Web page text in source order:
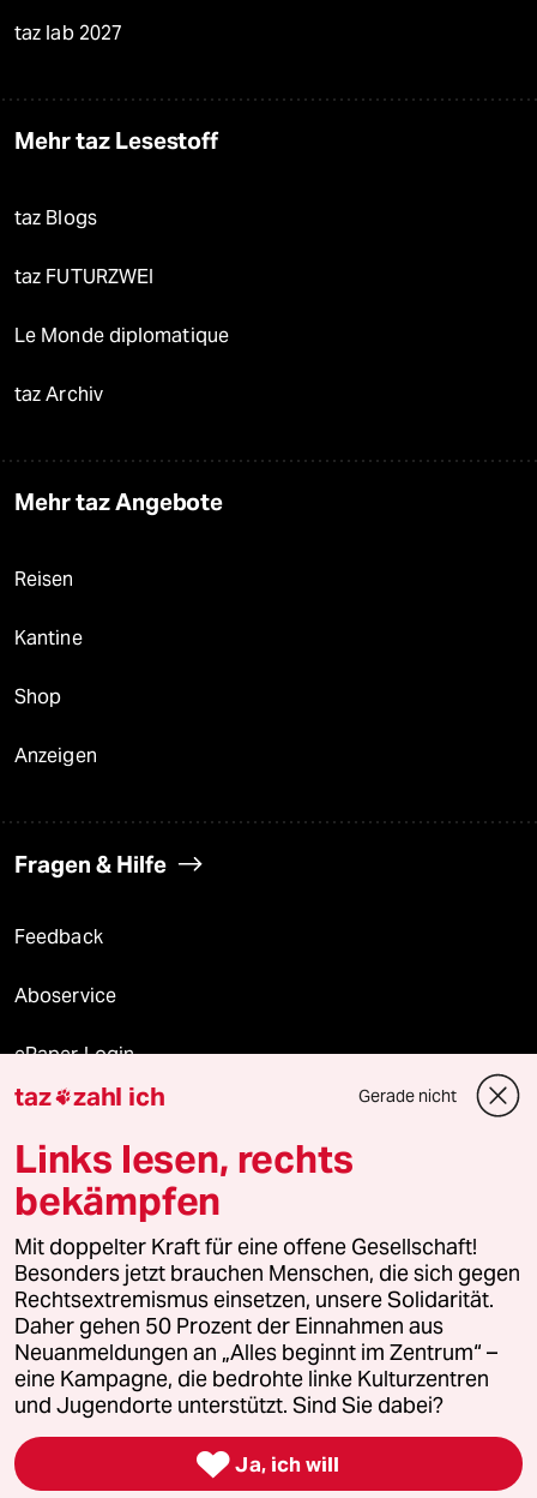
taz lab 2027
Mehr taz Lesestoff
taz Blogs
taz FUTURZWEI
Le Monde diplomatique
taz Archiv
Mehr taz Angebote
Reisen
Kantine
Shop
Anzeigen
Fragen & Hilfe
Feedback
Aboservice
ePaper Login
Downloads für Abonnierende
© 2026 taz Verlags und Vertriebs GmbH
Alle Rechte vorbehalten. Bei rechtlichen Fragen oder für Genehmigungen
wenden Sie sich bitte an lizenzen@taz.de
Feedback Redaktionsstatut Kommune-Richtlinien
Leitlinie Informant Datenschutz Impressum AGB
Seitenwende Einwilligungen widerrufen (Ads)
taz zahl ich Gerade nicht
Links lesen, rechts
bekämpfen
Mit doppelter Kraft für eine offene Gesellschaft!
Besonders jetzt brauchen Menschen, die sich gegen
Rechtsextremismus einsetzen, unsere Solidarität.
Daher gehen 50 Prozent der Einnahmen aus
Neuanmeldungen an „Alles beginnt im Zentrum“ –
eine Kampagne, die bedrohte linke Kulturzentren
und Jugendorte unterstützt. Sind Sie dabei?
 Ja, ich will